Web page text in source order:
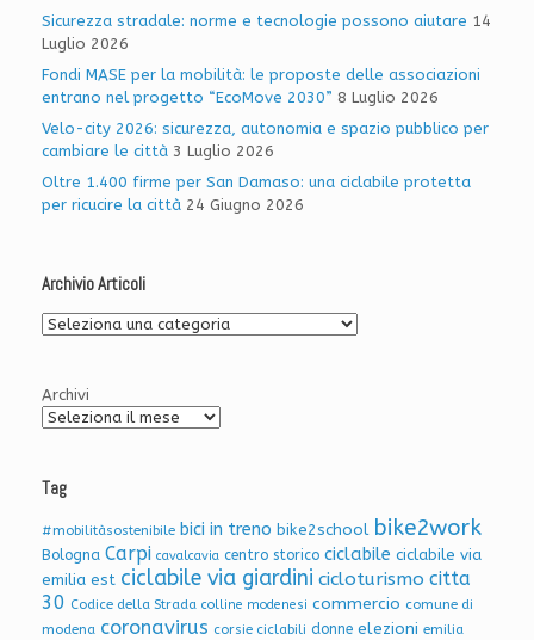
Sicurezza stradale: norme e tecnologie possono aiutare 14
Luglio 2026
Fondi MASE per la mobilità: le proposte delle associazioni
entrano nel progetto “EcoMove 2030” 8 Luglio 2026
Velo-city 2026: sicurezza, autonomia e spazio pubblico per
cambiare le città 3 Luglio 2026
Oltre 1.400 firme per San Damaso: una ciclabile protetta
per ricucire la città 24 Giugno 2026
Archivio Articoli
Archivio
Archivi
Tag
#mobilitàsostenibile bici in treno bike2school bike2work
Bologna Carpi cavalcavia centro storico ciclabile ciclabile via
emilia est ciclabile via giardini cicloturismo citta
30 Codice della Strada colline modenesi commercio comune di
modena coronavirus corsie ciclabili donne elezioni emilia